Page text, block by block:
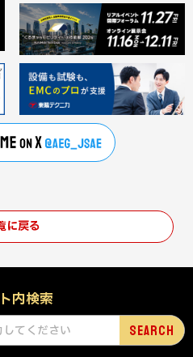
に戻る
内検索